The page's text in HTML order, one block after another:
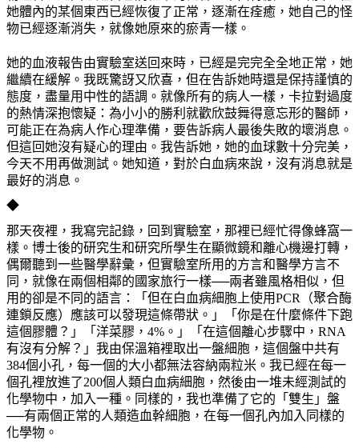
她體內的某個東西已經恢復了正常，逐漸在痊癒，她自己的怪
物已經逐漸消失，就像她原來的瘀青一樣。
她的血液報告由實驗室送回來時，已經是完完全全地正常，她
繼續在緩解。我既驚訝又欣喜，但在告訴她時還是保持謹慎的
態度，盡量用中性的語調。就像所有的病人一樣，卡拉對過度
的熱情深抱懷疑：為小小的勝利就歡欣鼓舞得意忘形的醫師，
可能正在為病人作心理準備，要告訴病人最後失敗的壞消息。
但這回她沒有疑心的理由。我告訴她，她的血球數十分完美，
今天不用再做測試。她知道，對於白血病來說，沒有消息就是
最好的消息。
◆
那天夜裡，我寫完記錄，回到實驗室，那裡已經忙得像蜂窩一
樣。博士後的研究生和研究所學生在顯微鏡和離心機邊打轉，
偶爾聽到一些醫學辭彙，但實驗室所用的方言和醫學方言不
同，就像在兩個相鄰的國家旅行一樣──兩者雖風格相似，但
用的卻是不同的語言：「但在白血病細胞上使用PCR
（聚合酶
連鎖反應）應該可以發現這條帶狀。」「你是在什麼條件下跑
這個膠體？」「洋菜膠， 4% 。」「在這個離心步驟中， RNA
有沒有分解？」我由保溫箱裡取出一盤細胞，這個盤中共有
384個小孔，每一個的大小都無法容納兩粒米。我已經在每一
個孔裡放進了200個人類白血病細胞，然後由一堆未經測試的
化學物中，加入一種。同樣的，我也準備了它的「雙生」盤
──有兩個正常的人類造血幹細胞，在每一個孔內加入同樣的
化學物。